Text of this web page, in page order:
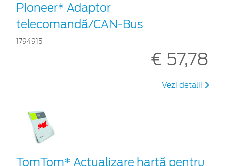
Pioneer* Adaptor
telecomandă/CAN-Bus
1794915
€ 57,78
Vezi detalii
TomTom* Actualizare hartă pentru